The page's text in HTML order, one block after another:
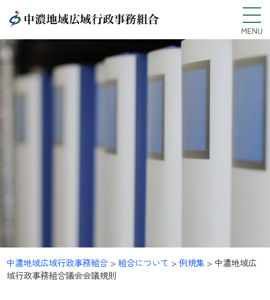
MENU
中濃地域広域行政事務組合>組合について >例規集> 中濃地域広
域行政事務組合議会会議規則